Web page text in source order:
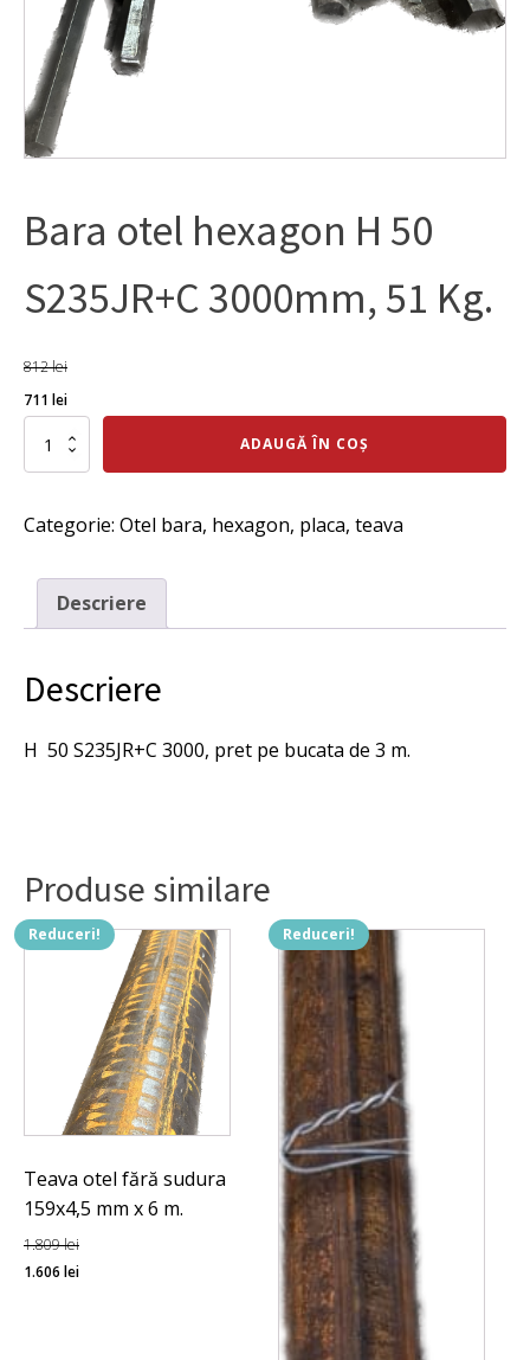
Bara otel hexagon H 50
S235JR+C 3000mm, 51 Kg.
812lei
Prețul
inițial
a
812 lei.
711 leiPrețul
curent
este:
Cantitate
H
3000mm,
ADAUGĂ ÎN COȘ
Categorie: Otel bara, hexagon, placa, teava
Descriere
Descriere
H 50 S235JR+C 3000, pret pe bucata de 3 m.
Produse similare
Reduceri!
Teava otel fără sudura
159x4,5 mm x 6 m.
1.809lei
Prețul
1.606 leiPrețul
Reduceri!